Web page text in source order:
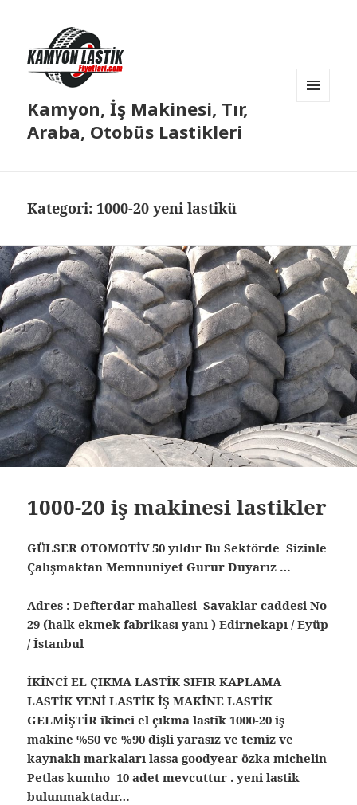
Kamyon, İş Makinesi, Tır,
Araba, Otobüs Lastikleri
Kategori:1000-20 yeni lastikü
1000-20 iş makinesi lastikler
GÜLSER OTOMOTİV 50 yıldır Bu Sektörde Sizinle
Çalışmaktan Memnuniyet Gurur Duyarız …
Adres : Defterdar mahallesi Savaklar caddesi No
29 (halk ekmek fabrikası yanı ) Edirnekapı / Eyüp
/ İstanbul
İKİNCİ EL ÇIKMA LASTİK SIFIR KAPLAMA
LASTİK YENİ LASTİK İŞ MAKİNE LASTİK
GELMİŞTİR ikinci el çıkma lastik 1000-20 iş
makine %50 ve %90 dişli yarasız ve temiz ve
kaynaklı markaları lassa goodyear özka michelin
Petlas kumho 10 adet mevcuttur . yeni lastik
bulunmaktadır…